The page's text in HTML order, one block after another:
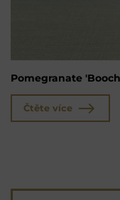
Pomegranate
Čtěte více